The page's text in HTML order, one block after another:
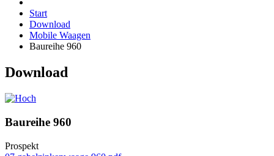
Start
Download
Mobile Waagen
Baureihe 960
Download
Baureihe 960
Prospekt